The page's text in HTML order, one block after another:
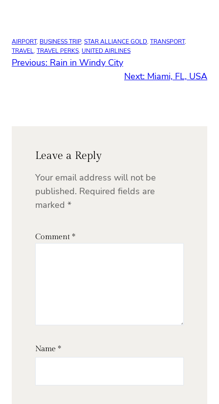
AIRPORT, BUSINESS TRIP, STAR ALLIANCE GOLD, TRANSPORT
TRAVEL, TRAVEL PERKS, UNITED AIRLINES
Previous: Rain in Windy City
Next: Miami, FL, USA
Leave a Reply
Your email address will not be
published. Required fields are
marked *
Comment *
Name *